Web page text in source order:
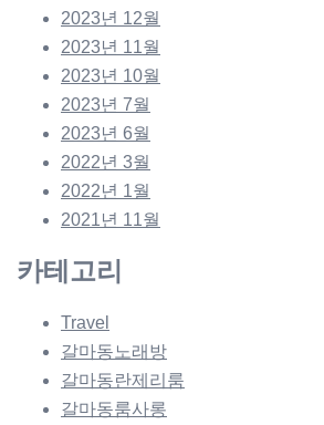
2023년 12월
2023년 11월
2023년 10월
2023년 7월
2023년 6월
2022년 3월
2022년 1월
2021년 11월
카테고리
Travel
갈마동노래방
갈마동란제리룸
갈마동룸사롱